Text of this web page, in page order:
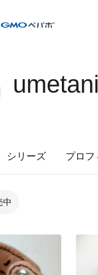
シリーズ プロフ
中